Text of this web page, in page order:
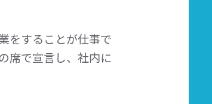
をすることが仕事で
席で宣言し、社内に